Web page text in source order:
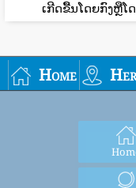
ເກີດຂື້ນໂດຍກົງຫຼືໂ
Home